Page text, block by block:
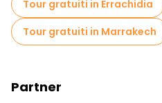
Tour gratuiti in Errachidia
Tour gratuiti in Marrakech
Partner